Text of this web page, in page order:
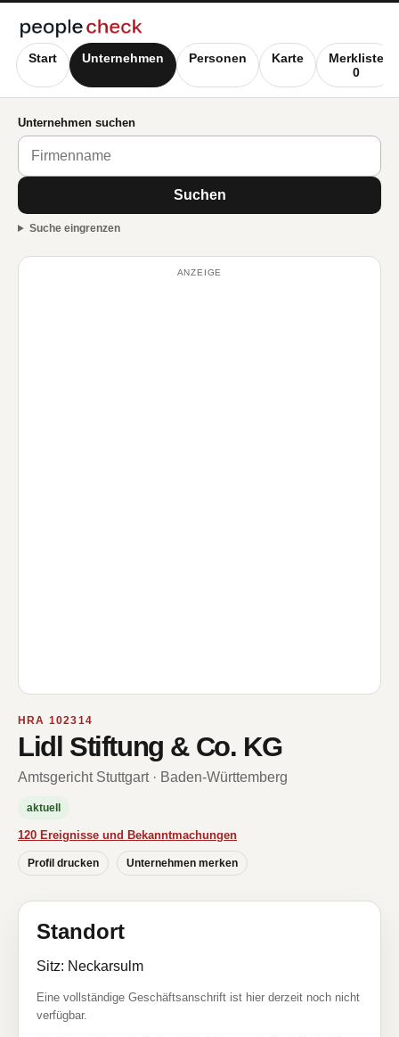
Start Unternehmen Personen Karte
Merkliste
0
Unternehmen suchen
Suchen
Suche eingrenzen
ANZEIGE
HRA 102314
Lidl Stiftung & Co. KG
Amtsgericht Stuttgart · Baden-Württemberg
aktuell
120 Ereignisse und Bekanntmachungen
Profil drucken Unternehmen merken
Standort
Sitz: Neckarsulm
Eine vollständige Geschäftsanschrift ist hier derzeit noch nicht
verfügbar.